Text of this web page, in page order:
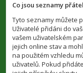
Co jsou seznamy
Tyto seznamy můžete
Uživatelé přidáni do
vašem uživatelském
jejich online stav a
na použitém vzhledu
uživatelů. Pokud